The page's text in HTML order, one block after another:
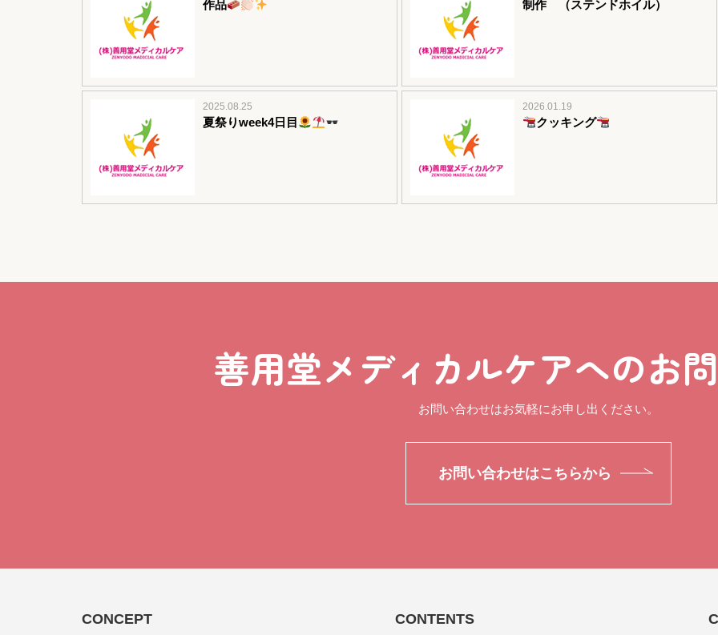
作品 制作 （ステンドホイル）
2025.08.25
夏祭りweek4日目
2026.01.19
クッキング
善用堂メディカルケアへのお
お問い合わせはお気軽にお申し出ください。
お問い合わせはこちらから
CONCEPT CONTENTS